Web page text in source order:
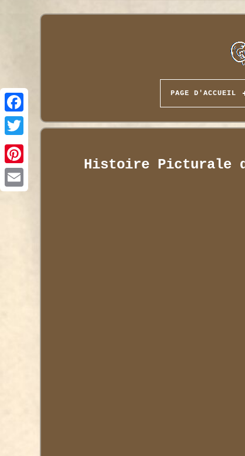
PAGE D'ACCUEIL
Histoire Picturale